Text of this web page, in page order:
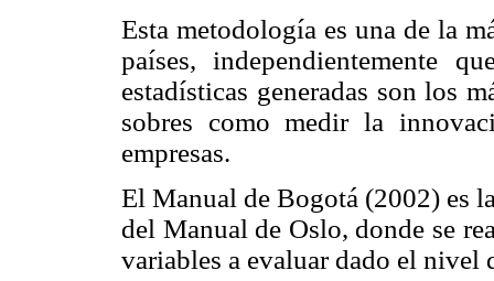
Esta metodología es una de la
países, independientemente
estadísticas generadas son los
sobres como medir la
empresas.
El Manual de Bogotá (2002) es
del Manual de Oslo, donde se
variables a evaluar dado el nivel